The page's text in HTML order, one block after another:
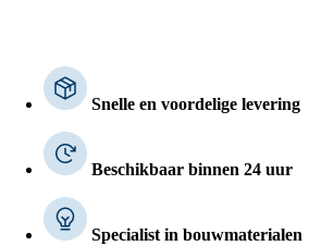
Snelle en voordelige levering
Beschikbaar binnen 24 uur
Specialist in bouwmaterialen